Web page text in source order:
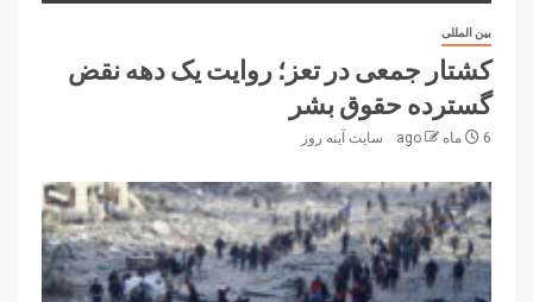
بین المللی
کشتار جمعی در تعز؛ روایت یک دهه نقض
گسترده حقوق بشر
6 ماه ago سایت آینه‌ روز